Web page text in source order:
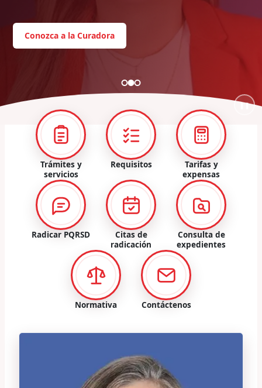
Conozca a la Curadora
❚❚
Trámites y
servicios
Requisitos
Tarifas y
expensas
Radicar PQRSD
Citas de
radicación
Consulta de
expedientes
Normativa Contáctenos